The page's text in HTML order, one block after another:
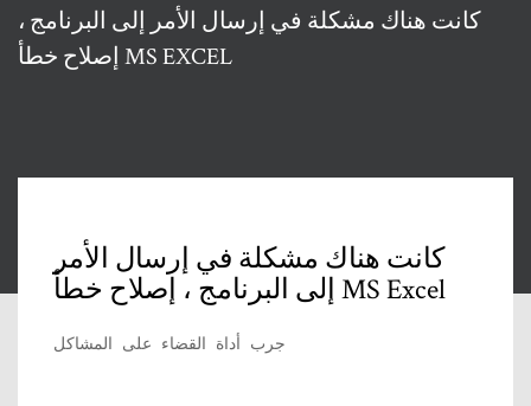
كانت هناك مشكلة في إرسال الأمر إلى البرنامج ،
إصلاح خطأ MS EXCEL
كانت هناك مشكلة في إرسال الأمر
إلى البرنامج ، إصلاح خطأ MS Excel
جرب أداة القضاء على المشاكل